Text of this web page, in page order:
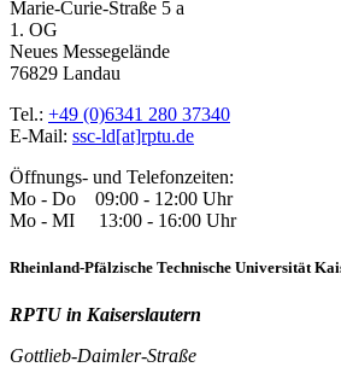
Marie-Curie-Straße 5 a
1. OG
Neues Messegelände
76829 Landau
Tel.: +49 (0)6341 280 37340
E-Mail: ssc-ld[at]rptu.de
Öffnungs- und Telefonzeiten:
Mo - Do 09:00 - 12:00 Uhr
Mo - MI 13:00 - 16:00 Uhr
Rheinland-Pfälzische Technische Universität
RPTU in Kaiserslautern
Gottlieb-Daimler-Straße